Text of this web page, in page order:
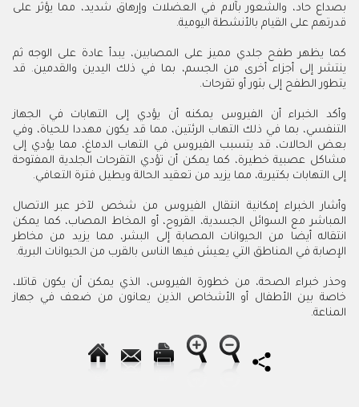
بصداع حاد، والشعور بآلام في العضلات وإرهاق شديد، مما يؤثر على
قدرتهم على القيام بالأنشطة اليومية.
كما يظهر طفح جلدي مميز على المصابين، يبدأ عادة على الوجه ثم
ينتشر إلى أجزاء أخرى من الجسم، بما في ذلك اليدين والقدمين. قد
يتطور الطفح إلى بثور أو تقرحات.
وأكد الخبراء أن الفيروس يمكنه أن يؤدي إلى التهابات في الجهاز
التنفسي، بما في ذلك التهاب الرئتين، مما قد يكون مهددا للحياة، وفي
بعض الحالات، قد يتسبب الفيروس في التهاب الدماغ، مما يؤدي إلى
مشاكل عصبية خطيرة، كما يمكن أن تؤدي التقرحات الجلدية المفتوحة
إلى التهابات بكتيرية، مما يزيد من تعقيد الحالة ويطيل فترة التعافي.
وأشار الخبراء إمكانية انتقال الفيروس من شخص لآخر عبر الاتصال
المباشر مع السوائل الجسدية، القروح، أو المخاط المصاب، كما يمكن
انتقاله أيضا من الحيوانات المصابة إلى البشر، مما يزيد من مخاطر
الإصابة في المناطق التي يعيش فيها الناس بالقرب من الحيوانات البرية.
وحذر خبراء الصحة، من خطورة الفيروس، الذي يمكن أن يكون قاتلا،
خاصة بين الأطفال أو الأشخاص الذين يعانون من ضعف في جهاز
المناعة.